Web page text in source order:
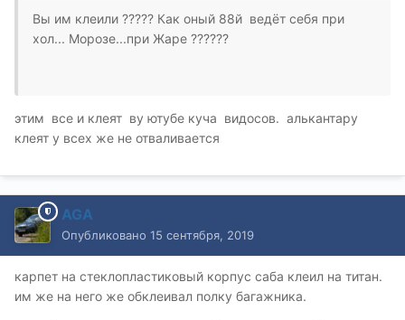
Вы им клеили ????? Как оный 88й ведёт себя при
хол... Морозе...при Жаре ??????
этим все и клеят ву ютубе куча видосов. алькантару
клеят у всех же не отваливается
AGA
Опубликовано 15 сентября, 2019
карпет на стеклопластиковый корпус саба клеил на титан.
им же на него же обклеивал полку багажника.